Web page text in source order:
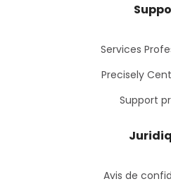
Services
Precisely
Support
Avis de